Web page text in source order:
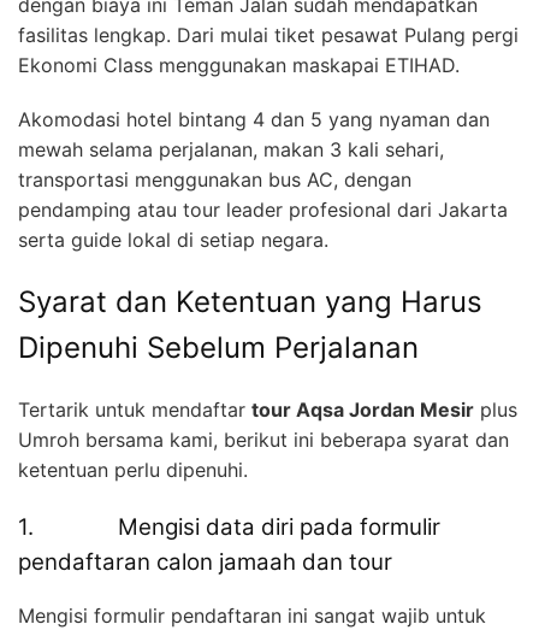
fasilitas lengkap. Dari mulai tiket pesawat Pulang pergi
Ekonomi Class menggunakan maskapai ETIHAD.
Akomodasi hotel bintang 4 dan 5 yang nyaman dan
mewah selama perjalanan, makan 3 kali sehari,
transportasi menggunakan bus AC, dengan
pendamping atau tour leader profesional dari Jakarta
serta guide lokal di setiap negara.
Syarat dan Ketentuan yang Harus
Dipenuhi Sebelum Perjalanan
Tertarik untuk mendaftar tour Aqsa Jordan Mesir plus
Umroh bersama kami, berikut ini beberapa syarat dan
ketentuan perlu dipenuhi.
1. Mengisi data diri pada formulir
pendaftaran calon jamaah dan tour
Mengisi formulir pendaftaran ini sangat wajib untuk